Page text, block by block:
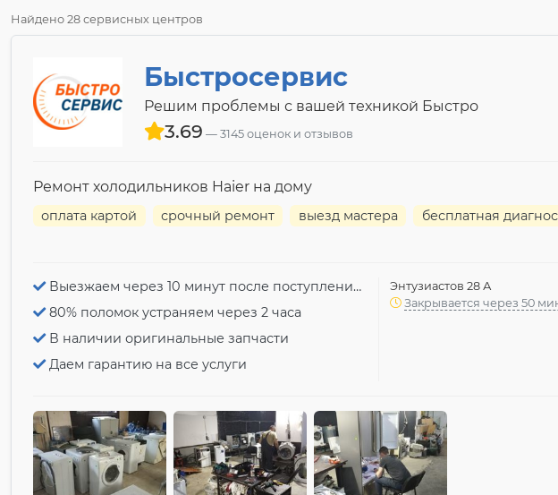
Найдено 28 сервисных центров
Быстросервис
Решим проблемы с вашей техникой Быстро
3.69 3145 оценок и отзывов
Ремонт холодильников Haier на дому
оплата картой срочный ремонт выезд мастера бесплатная
Выезжаем через 10 минут после поступления заявки
80% поломок устраняем через 2 часа
В наличии оригинальные запчасти
Даем гарантию на все услуги
Энтузиастов 28 А
Закрывается через 50